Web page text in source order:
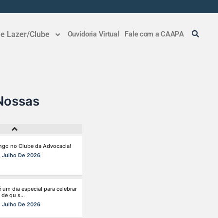
Lazer/Clube Ouvidoria Virtual Fale com a CAAPA
a pro s...
no Clube da Advocacia!
um dia especial para celebrar
semana tem endereço certo:
da Advoca s...